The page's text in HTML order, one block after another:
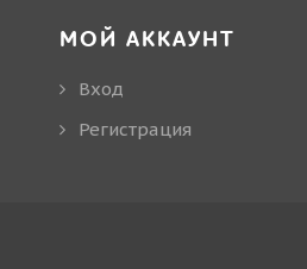
МОЙ АККАУНТ
Вход
Регистрация